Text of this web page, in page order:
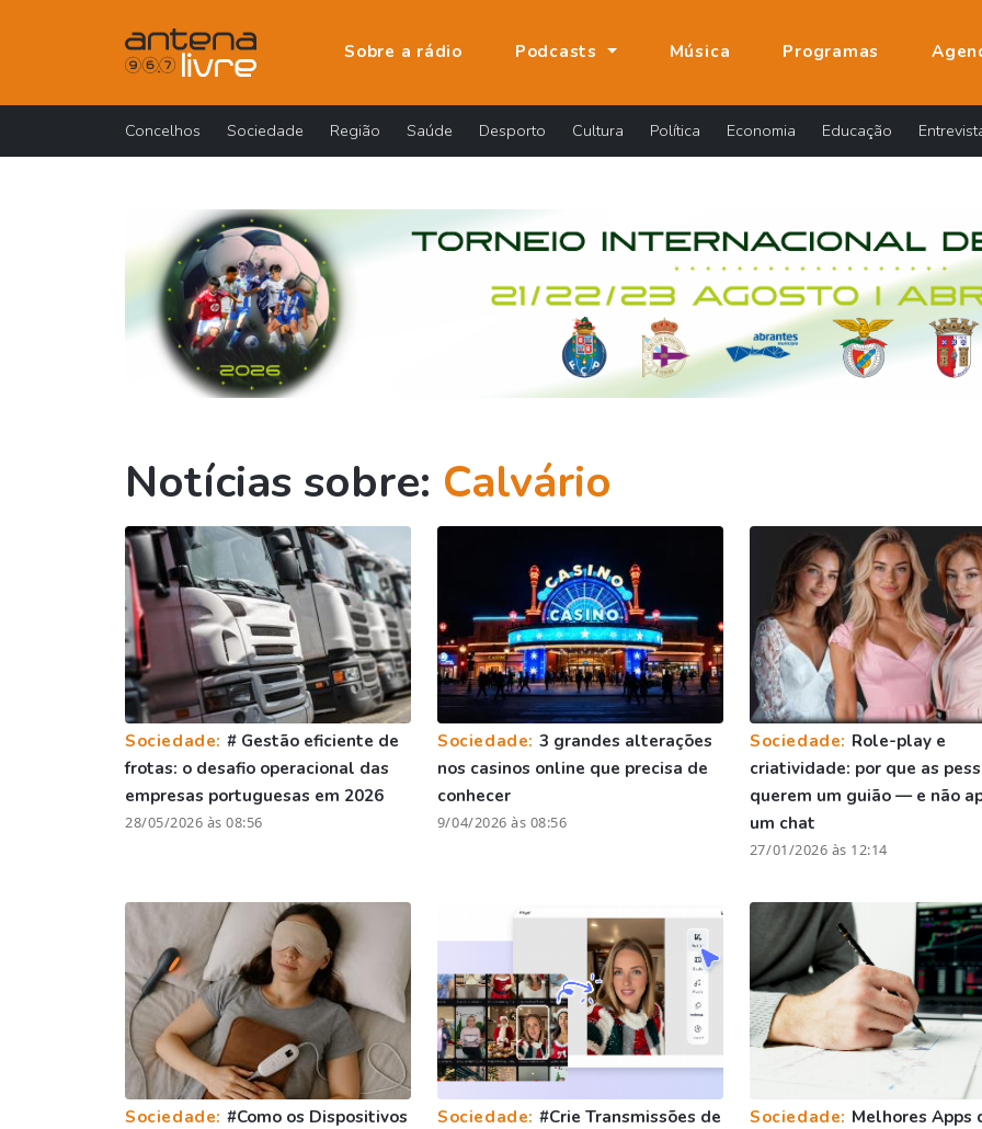
Sobre a rádio Podcasts Música Programas
Concelhos Sociedade Região Saúde Desporto Cultura Política Economia Educação
Notícias sobre: Calvário
Sociedade: # Gestão eficiente de
frotas: o desafio operacional das
empresas portuguesas em 2026
28/05/2026 às 08:56
Sociedade: 3 grandes alterações
nos casinos online que precisa de
conhecer
9/04/2026 às 08:56
Sociedade: Role-play e
criatividade: por que as
querem um guião — e não
um chat
27/01/2026 às 12:14
Sociedade: #Como os Dispositivos
Sociedade: #Crie Transmissões de
Sociedade: Melhores Apps